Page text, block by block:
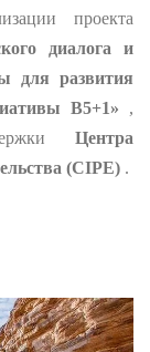
проекта
диалога и
для развития
B5+1» ,
Центра
(CIPE) .